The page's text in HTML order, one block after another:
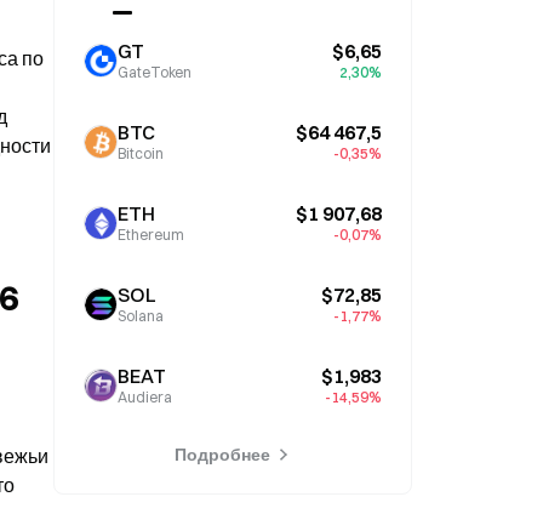
по GT
GateToken
$6,65
2,30%
BTC
Bitcoin
$64 467,5
-0,35%
ETH
Ethereum
$1 907,68
-0,07%
SOL
Solana
$72,85
-1,77%
BEAT
Audiera
$1,983
-14,59%
Подробнее